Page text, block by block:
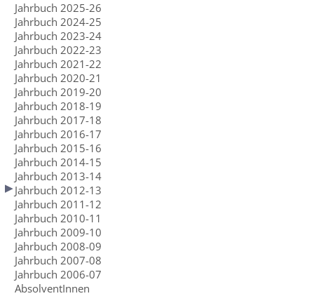
Jahrbuch 2025-26
Jahrbuch 2024-25
Jahrbuch 2023-24
Jahrbuch 2022-23
Jahrbuch 2021-22
Jahrbuch 2020-21
Jahrbuch 2019-20
Jahrbuch 2018-19
Jahrbuch 2017-18
Jahrbuch 2016-17
Jahrbuch 2015-16
Jahrbuch 2014-15
Jahrbuch 2013-14
Jahrbuch 2012-13
Jahrbuch 2011-12
Jahrbuch 2010-11
Jahrbuch 2009-10
Jahrbuch 2008-09
Jahrbuch 2007-08
Jahrbuch 2006-07
AbsolventInnen